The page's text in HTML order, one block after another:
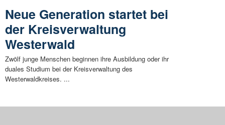
Neue Generation startet bei
der Kreisverwaltung
Westerwald
Zwölf junge Menschen beginnen ihre Ausbildung oder ihr
duales Studium bei der Kreisverwaltung des
Westerwaldkreises. ...